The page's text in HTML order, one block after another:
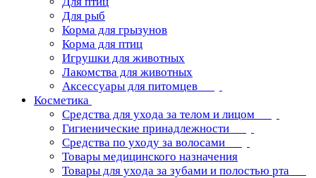
Для рыб
Корма для грызунов
Корма для птиц
Игрушки для животных
Лакомства для животных
Аксессуары для питомцев
Косметика
Средства для ухода за телом и лицом
Гигиенические принадлежности
Средства по уходу за волосами
Товары медицинского назначения
Товары для ухода за зубами и полостью рта